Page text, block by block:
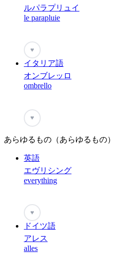
ルパラプリュイ
le parapluie
♥
イタリア語
オンブレッロ
ombrello
♥
あらゆるもの（あらゆるもの）
英語
エヴリシング
everything
♥
ドイツ語
アレス
alles